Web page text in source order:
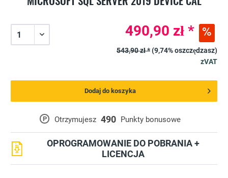
P Otrzymujesz 490 Punkty bonusowe
OPROGRAMOWANIE DO POBRANIA +
LICENCJA
490,90 zł *
543,90 zł *(9,74% oszczędzasz)
zVAT
Dodaj do koszyka